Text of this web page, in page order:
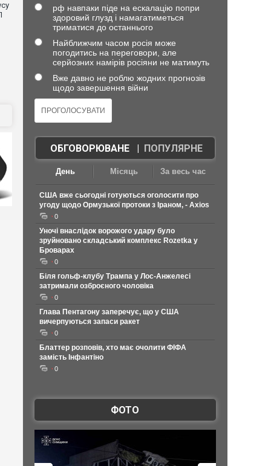
рф навпаки піде на ескалацію попри
здоровий глузд і намагатиметься
триматися до останнього
Найближчим часом росія може
погодитись на переговори, але
серйозних намірів росіяни не матимуть
Вже давно не роблю жодних прогнозів
щодо завершення війни
ОБГОВОРЮВАНЕ| ПОПУЛЯРНЕ
День Місяць За весь час
США вже сьогодні готуються оголосити про
угоду щодо Ормузької протоки з Іраном, - Axios
0
Уночі внаслідок ворожого удару було
зруйновано складський комплекс Rozetka у
Броварах
0
Біля гольф-клубу Трампа у Лос-Анжелесі
затримали озброєного чоловіка
0
Глава Пентагону заперечує, що у США
вичерпуються запаси ракет
0
Блаттер розповів, хто має очолити ФІФА
замість Інфантіно
0
ФОТО